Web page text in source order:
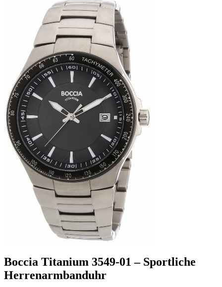
Boccia Titanium 3549-01 – Sportliche
Herrenarmbanduhr